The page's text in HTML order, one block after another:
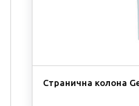
Странична колона